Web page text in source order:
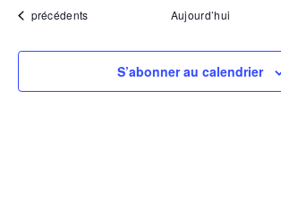
Évènements
précédents Aujourd’hui
S’abonner au calendrier